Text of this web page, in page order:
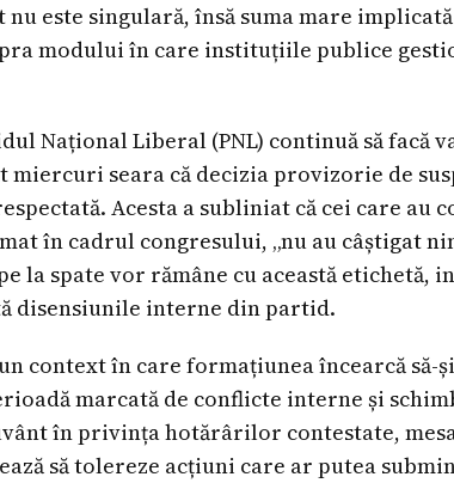
este singulară, însă suma mare
modului în care instituțiile publice
Național Liberal (PNL) continuă să facă
seara că decizia provizorie de
Acesta a subliniat că cei care au
în cadrul congresului, „nu au câștigat
la spate vor rămâne cu această etichetă,
disensiunile interne din partid.
context în care formațiunea încearcă să-
marcată de conflicte interne și
în privința hotărârilor contestate,
să tolereze acțiuni care ar putea